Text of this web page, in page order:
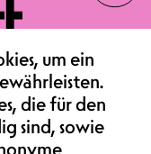
Sets der
um ein
die für den
sind, sowie